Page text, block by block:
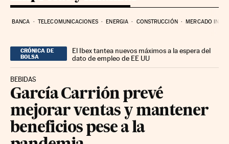
BANCA TELECOMUNICACIONES ENERGIA CONSTRUCCIÓN MERCADO
CRÓNICA DE
BOLSA
El Ibex tantea nuevos máximos a la espera del
dato de empleo de EE UU
BEBIDAS
García Carrión prevé
mejorar ventas y mantener
beneficios pese a la